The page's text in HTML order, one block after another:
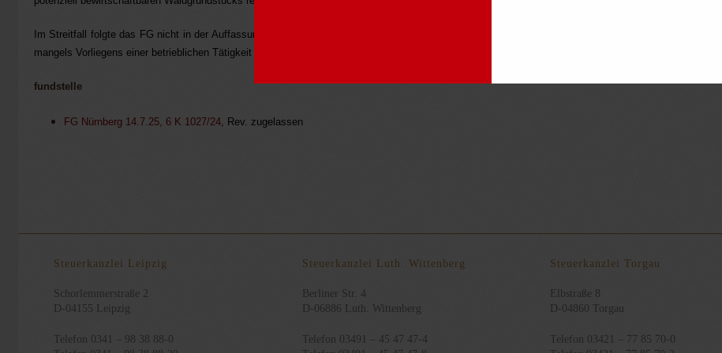
Im Streitfall folgte das FG nicht in der Auffassung des FA, dass allein der objektiv feststellbare Waldbesitz, ab einer Größenordnung von 0,5 ha für
mangels Vorliegens einer betrieblichen Tätigkeit des Vaters und der Steuerpflichtigen Privatvermögen und eine Entnahmebesteuerung durch
fundstelle
FG Nürnberg 14.7.25, 6 K 1027/24, Rev. zugelassen
Steuerkanzlei Leipzig
Schorlemmerstraße 2
D-04155 Leipzig
Telefon 0341 – 98 38 88-0
Steuerkanzlei Luth. Wittenberg
Berliner Str. 4
D-06886 Luth. Wittenberg
Telefon 03491 – 45 47 47-4
Steuerkanzlei Torgau
Elbstraße 8
D-04860 Torgau
Telefon 03421 – 77 85 70-0